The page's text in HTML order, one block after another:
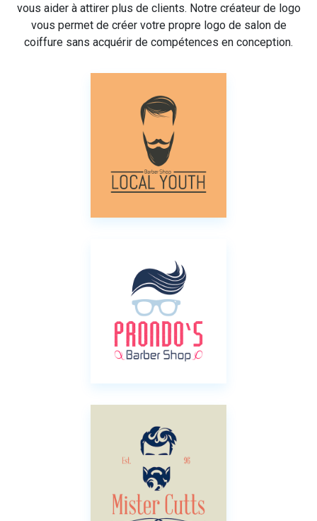
vous aider à attirer plus de clients. Notre créateur de logo
vous permet de créer votre propre logo de salon de
coiffure sans acquérir de compétences en conception.